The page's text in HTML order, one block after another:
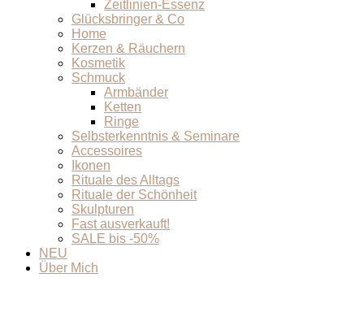
Zeitlinien-Essenz
Glücksbringer & Co
Home
Kerzen & Räuchern
Kosmetik
Schmuck
Armbänder
Ketten
Ringe
Selbsterkenntnis & Seminare
Accessoires
Ikonen
Rituale des Alltags
Rituale der Schönheit
Skulpturen
Fast ausverkauft!
SALE bis -50%
NEU
Über Mich